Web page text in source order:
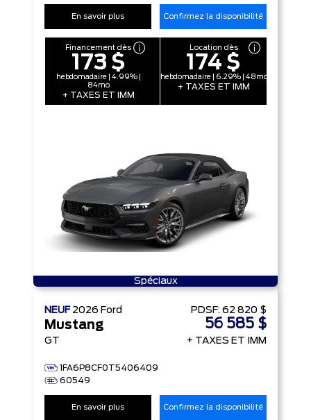
En savoir plus Confirmez la disponibilité
Financement dès
173 $
hebdomadaire | 4.99% |
84mo
+ TAXES ET IMM
Location dès
174 $
hebdomadaire | 6.29% | 48mo
+ TAXES ET IMM
Spéciaux
NEUF 2026 Ford
Mustang
GT
1FA6P8CF0T5406409
60549
PDSF: 62 820 $
56 585 $
+ TAXES ET IMM
En savoir plus Confirmez la disponibilité